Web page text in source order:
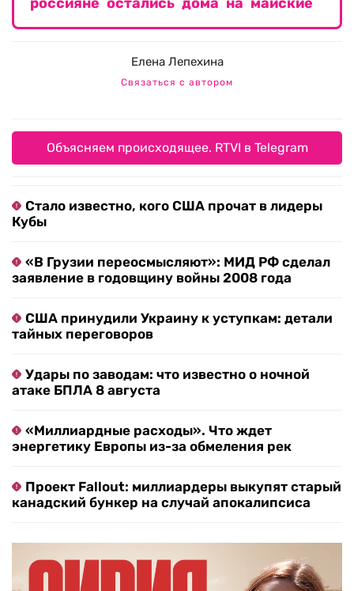
Елена Лепехина
Связаться с автором
Объясняем происходящее. RTVI в Telegram
Стало известно, кого США прочат в лидеры
Кубы
«В Грузии переосмысляют»: МИД РФ сделал
заявление в годовщину войны 2008 года
США принудили Украину к уступкам: детали
тайных переговоров
Удары по заводам: что известно о ночной
атаке БПЛА 8 августа
«Миллиардные расходы». Что ждет
энергетику Европы из-за обмеления рек
Проект Fallout: миллиардеры выкупят старый
канадский бункер на случай апокалипсиса